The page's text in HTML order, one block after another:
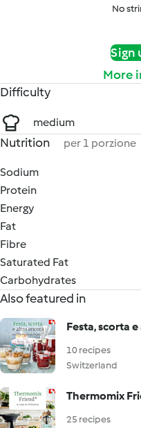
No
Sign
More
Difficulty
medium
Nutrition per 1 porzione
Sodium
Protein
Energy
Fat
Fibre
Saturated Fat
Carbohydrates
Also featured in
10 recipes
Switzerland
Thermomix
25 recipes